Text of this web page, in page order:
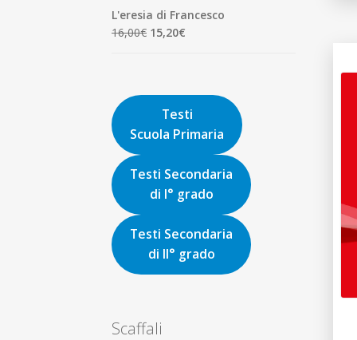
originale
era:
9,00€.
attuale
è:
L'eresia di Francesco
16,00€ Il
15,20€
15,20€.
Testi
Scuola Primaria
Testi Secondaria
di I° grado
Testi Secondaria
di II° grado
Scaffali